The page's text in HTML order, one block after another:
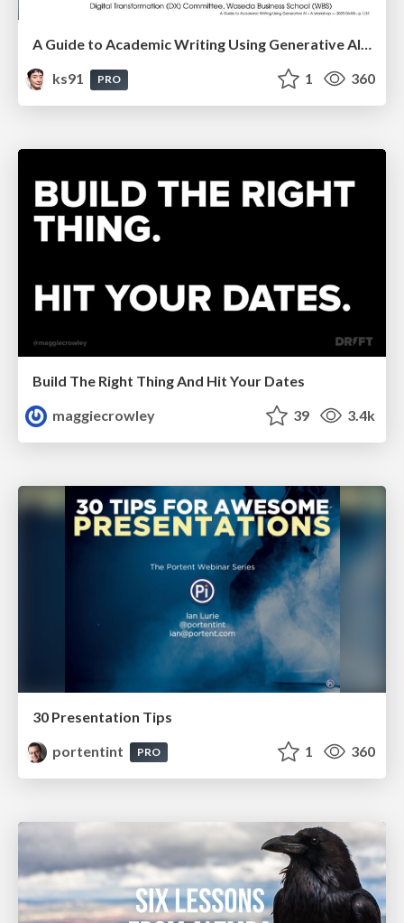
A Guide to Academic Writing Using Generative AI - A Workshop
ks91
PRO 1 360
Build The Right Thing And Hit Your Dates
maggiecrowley
39 3.4k
30 Presentation Tips
portentint
PRO 1 360